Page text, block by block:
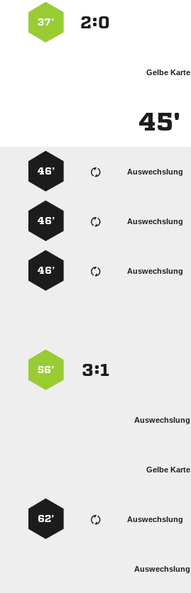
:
37’
Gelbe Karte
45'
Auswechslung
46’
Auswechslung
46’
Auswechslung
46’
:
56’
Auswechslung
Gelbe Karte
Auswechslung
62’
Auswechslung